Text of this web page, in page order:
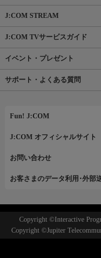
J:COM STREAM
J:COM TVサービスガイド
イベント・プレゼント
サポート・よくある質問
Fun! J:COM
J:COM オフィシャルサイト
お問い合わせ
お客さまのデータ利用･外部
Copyright ©Interactive
Copyright ©Jupiter